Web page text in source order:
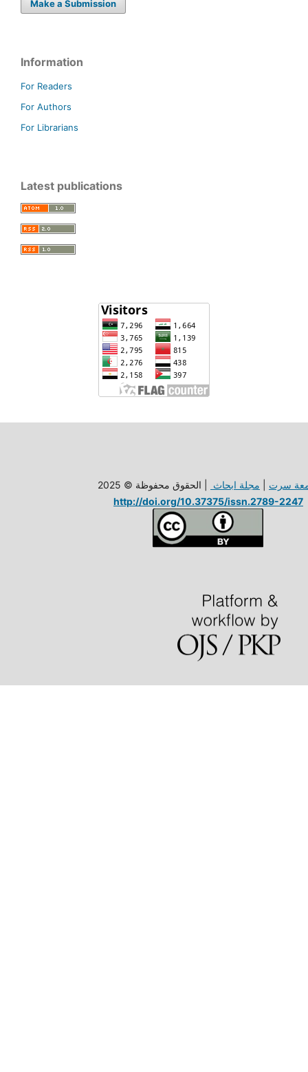
Make a Submission
Information
For Readers
For Authors
For Librarians
Latest publications
سرت مجلة ابحاث
| الحقوق محفوظة © 2025
http://doi.org/10.37375/issn.2789-2247